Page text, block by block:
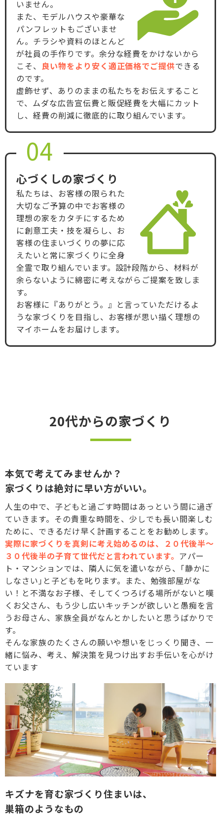
いません。
また、モデルハウスや豪華な
パンフレットもございませ
ん。チラシや資料のほとんど
が社員の手作りです。余分な経費をかけないから
こそ、 良い物をより安く適正価格でご提供できる
のです。
虚飾せず、ありのままの私たちをお伝えすること
で、ムダな広告宣伝費と販促経費を大幅にカット
し、経費の削減に徹底的に取り組んでいます。
04
心づくしの家づくり
私たちは、お客様の限られた
大切なご予算の中でお客様の
理想の家をカタチにするため
に創意工夫・技を凝らし、お
客様の住まいづくりの夢に応
えたいと常に家づくりに全身
全霊で取り組んでいます。設計段階から、材料が
余らないように綿密に考えながらご提案を致しま
す。
お客様に『ありがとう。』と言っていただけるよ
うな家づくりを目指し、お客様が思い描く理想の
マイホームをお届けします。
20代からの家づくり
本気で考えてみませんか？
家づくりは絶対に早い方がいい。
人生の中で、子どもと過ごす時間はあっという間に過ぎ
ていきます。その貴重な時間を、少しでも長い間楽しむ
ために、できるだけ早く計画することをお勧めします。
実際に家づくりを真剣に考え始めるのは、２０代後半〜
３０代後半の子育て世代だと言われています。 アパー
ト・マンションでは、隣人に気を遣いながら、｢静かに
しなさい｣と子どもを叱ります。また、勉強部屋がな
い！と不満なお子様、そしてくつろげる場所がないと嘆
くお父さん、もう少し広いキッチンが欲しいと愚痴を言
うお母さん、家族全員がなんとかしたいと思うばかりで
す。
そんな家族のたくさんの願いや想いをじっくり聞き、一
緒に悩み、考え、解決策を見つけ出すお手伝いを心がけ
ています
キズナを育む家づくり住まいは、
巣箱のようなもの